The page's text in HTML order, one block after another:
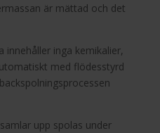
är mättad och det
innehåller inga kemikalier,
med flödesstyrd
upp spolas under